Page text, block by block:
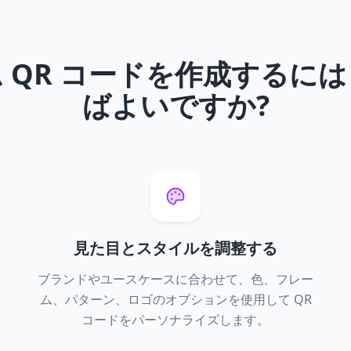
QR コードを作成するに
ばよいですか?
見た目とスタイルを調整する
ブランドやユースケースに合わせて、色、フレー
ム、パターン、ロゴのオプションを使用して QR
コードをパーソナライズします。